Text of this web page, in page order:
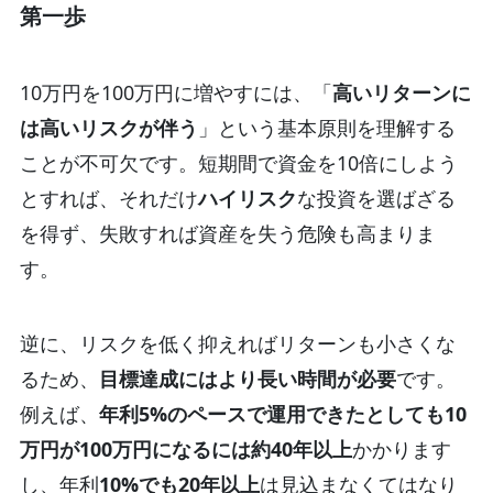
第一歩
10万円を100万円に増やすには、「高いリターンに
は高いリスクが伴う 」という基本原則を理解する
ことが不可欠です。短期間で資金を10倍にしよう
とすれば、それだけハイリスクな投資を選ばざる
を得ず、失敗すれば資産を失う危険も高まりま
す。
逆に、リスクを低く抑えればリターンも小さくな
るため、 目標達成にはより長い時間が必要です。
例えば、 年利5%のペースで運用できたとしても10
万円が100万円になるには約40年以上かかります
し、年利10%でも20年以上は見込まなくてはなり